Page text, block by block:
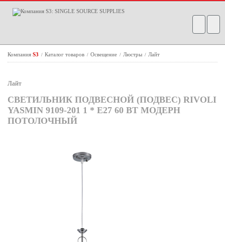
Компания S3 / Каталог товаров / Освещение / Люстры / Лайт
Лайт
СВЕТИЛЬНИК ПОДВЕСНОЙ (ПОДВЕС) RIVOLI
YASMIN 9109-201 1 * Е27 60 ВТ МОДЕРН
ПОТОЛОЧНЫЙ